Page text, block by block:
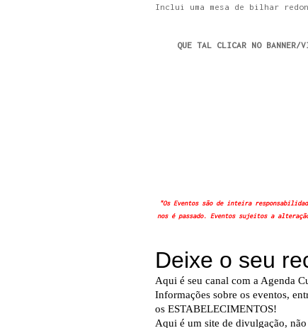
Inclui uma mesa de bilhar
QUE TAL CLICAR NO BANNER/
"Os Eventos são de inteira
nos é passado. Eventos sujeitos a